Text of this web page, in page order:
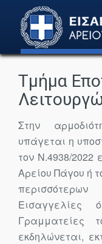
Τμήμα
Στην
υπάγεται η
τον Ν.4938/2022
Αρείου Πάγου ή
εκδηλώνεται,